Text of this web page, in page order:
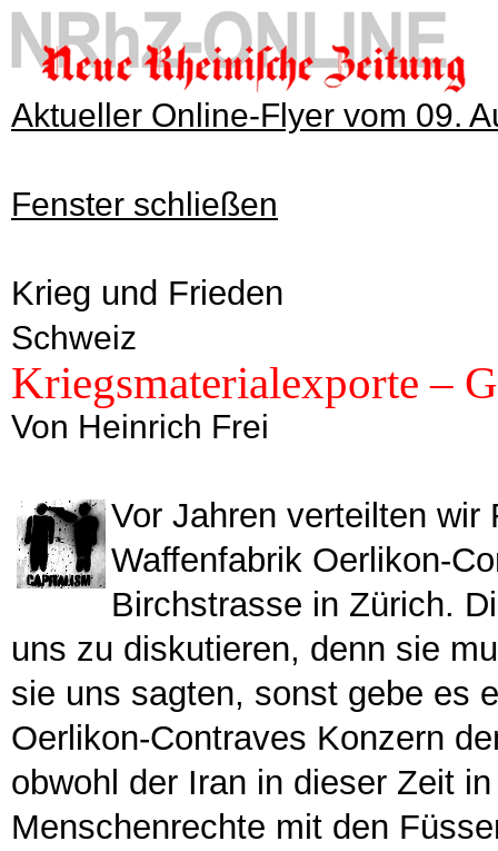
Aktueller Online-Flyer vom 09.
Fenster schließen
Krieg und Frieden
Schweiz
Kriegsmaterialexporte –
Von Heinrich Frei
Vor Jahren verteilten wir
Waffenfabrik Oerlikon-
Birchstrasse in Zürich.
uns zu diskutieren, denn sie
sie uns sagten, sonst gebe es
Oerlikon-Contraves Konzern
obwohl der Iran in dieser Zeit
Menschenrechte mit den